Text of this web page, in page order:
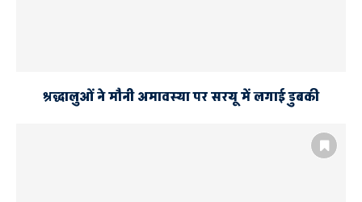
श्रद्धालुओं ने मौनी अमावस्या पर सरयू में लगाई डुबकी